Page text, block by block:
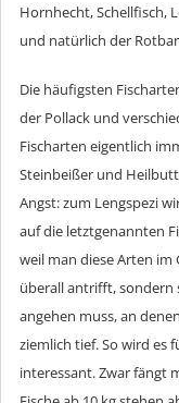
Hornhecht, Schellfisch,
und natürlich der
Die häufigsten
der Pollack und
Fischarten eigentlich
Steinbeißer und
Angst: zum Lengspezi
auf die letztgenannten
weil man diese Arten im
überall antrifft, sondern
angehen muss, an
ziemlich tief. So wird es
interessant. Zwar fängt